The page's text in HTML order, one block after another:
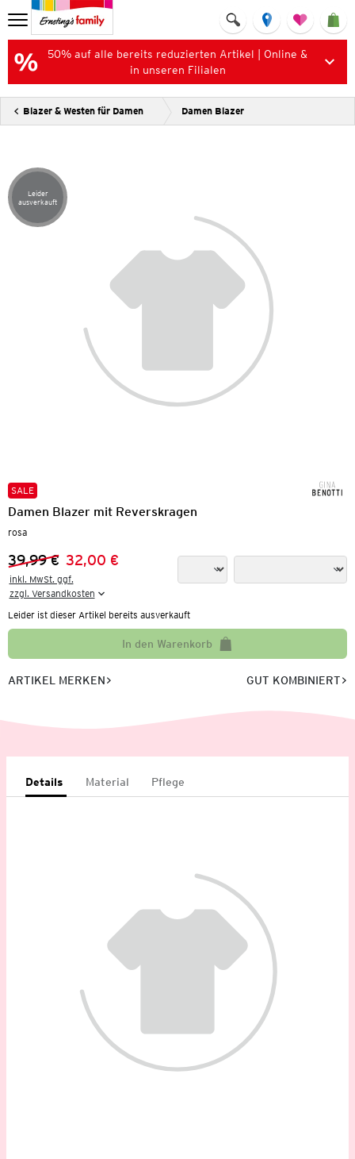
50% auf alle bereits reduzierten Artikel | Online &
in unseren Filialen
Blazer & Westen für Damen Damen Blazer
Artikel leider ausverkauft
Leider
ausverkauft
SALE
Damen Blazer mit Reverskragen
rosa
Vorheriger Preis:
39,99 €
Neuer Preis:32,00 €
inkl. MwSt. ggf.
zzgl. Versandkosten
Leider ist dieser Artikel bereits ausverkauft
In den Warenkorb
ARTIKEL MERKEN GUT KOMBINIERT
Details Material Pflege